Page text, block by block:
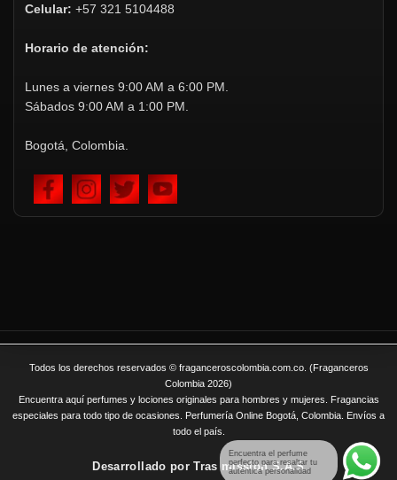
Celular: +57 321 5104488
Horario de atención:
Lunes a viernes 9:00 AM a 6:00 PM.
Sábados 9:00 AM a 1:00 PM.
Bogotá, Colombia.
Encuentra el perfume
perfecto para resaltar tu
auténtica personalidad
Todos los derechos reservados © fraganceroscolombia.com.co. (Fraganceros
Colombia 2026)
Encuentra aquí perfumes y lociones originales para hombres y mujeres. Fragancias
especiales para todo tipo de ocasiones. Perfumería Online Bogotá, Colombia. Envíos a
todo el país.
Desarrollado porTras mission S.A.S